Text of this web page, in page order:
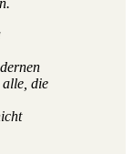
die